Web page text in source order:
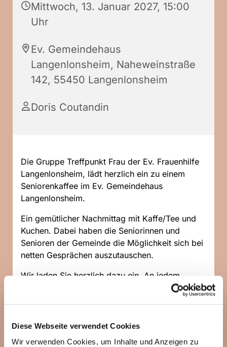
Diese Webseite verwendet Cookies
Wir verwenden Cookies, um Inhalte und Anzeigen zu
Mittwoch, 13. Januar 2027, 15:00
Uhr
Ev. Gemeindehaus
Langenlonsheim, Naheweinstraße
142, 55450 Langenlonsheim
Doris Coutandin
Die Gruppe Treffpunkt Frau der Ev. Frauenhilfe
Langenlonsheim, lädt herzlich ein zu einem
Seniorenkaffee im Ev. Gemeindehaus
Langenlonsheim.
Ein gemütlicher Nachmittag mit Kaffe/Tee und
Kuchen. Dabei haben die Seniorinnen und
Senioren der Gemeinde die Möglichkeit sich bei
netten Gesprächen auszutauschen.
Wir laden Sie herzlich dazu ein. An jedem
zweiten Mittwochnachmittag, in der Zeit von